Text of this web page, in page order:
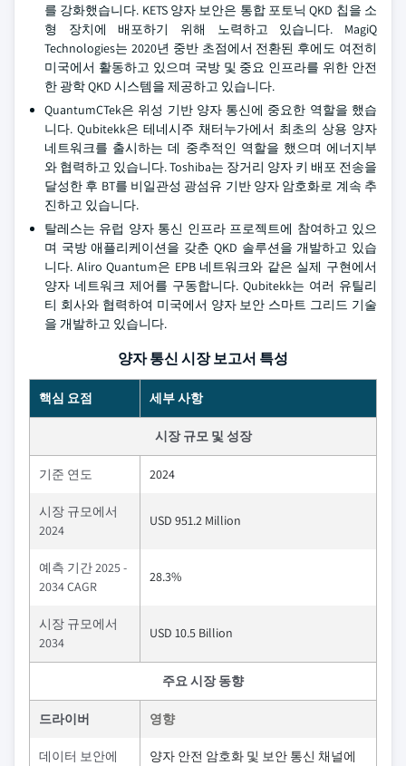
를 강화했습니다. KETS 양자 보안은 통합 포토닉 QKD 칩을 소
형 장치에 배포하기 위해 노력하고 있습니다. MagiQ
Technologies는 2020년 중반 초점에서 전환된 후에도 여전히
미국에서 활동하고 있으며 국방 및 중요 인프라를 위한 안전
한 광학 QKD 시스템을 제공하고 있습니다.
QuantumCTek은 위성 기반 양자 통신에 중요한 역할을 했습
니다. Qubitekk은 테네시주 채터누가에서 최초의 상용 양자
네트워크를 출시하는 데 중추적인 역할을 했으며 에너지부
와 협력하고 있습니다. Toshiba는 장거리 양자 키 배포 전송을
달성한 후 BT를 비일관성 광섬유 기반 양자 암호화로 계속 추
진하고 있습니다.
탈레스는 유럽 양자 통신 인프라 프로젝트에 참여하고 있으
며 국방 애플리케이션을 갖춘 QKD 솔루션을 개발하고 있습
니다. Aliro Quantum은 EPB 네트워크와 같은 실제 구현에서
양자 네트워크 제어를 구동합니다. Qubitekk는 여러 유틸리
티 회사와 협력하여 미국에서 양자 보안 스마트 그리드 기술
을 개발하고 있습니다.
양자 통신 시장 보고서 특성
핵심 요점 세부 사항
시장 규모 및 성장
기준 연도 2024
시장 규모에서
2024
USD 951.2 Million
예측 기간 2025 -
2034 CAGR
28.3%
시장 규모에서
2034
USD 10.5 Billion
주요 시장 동향
드라이버 영향
데이터 보안에
양자 안전 암호화 및 보안 통신 채널에